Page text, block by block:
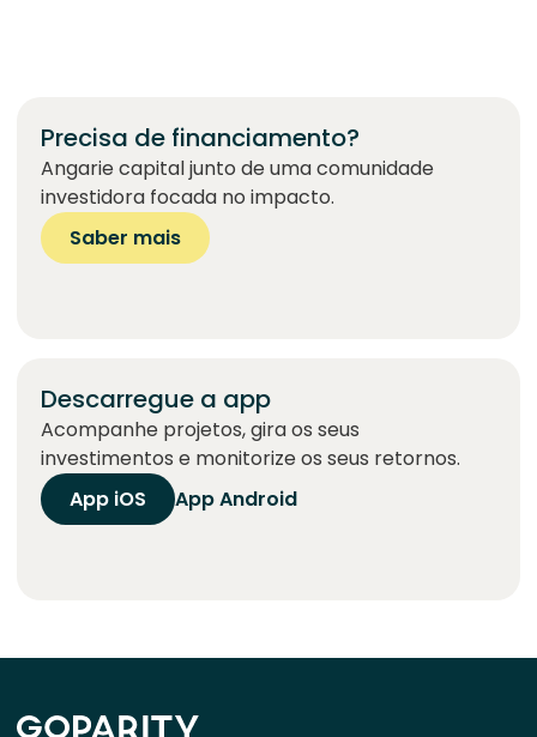
Precisa de financiamento?
Angarie capital junto de uma comunidade
investidora focada no impacto.
Saber mais
Descarregue a app
Acompanhe projetos, gira os seus
investimentos e monitorize os seus retornos.
App iOS
App Android